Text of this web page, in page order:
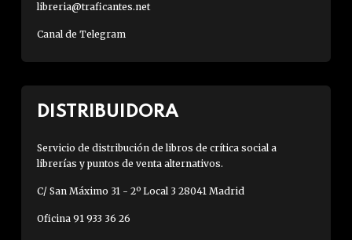
libreria@traficantes.net
Canal de Telegram
DISTRIBUIDORA
Servicio de distribución de libros de crítica social a
librerías y puntos de venta alternativos.
C/ San Máximo 31 - 2º Local 3 28041 Madrid
Oficina 91 933 36 26